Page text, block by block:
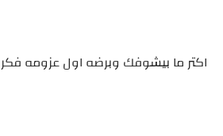
اكتر ما بيشوفك وبرضه اول عزومه فكر